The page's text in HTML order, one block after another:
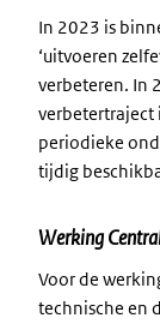
In 2023 is
‘uitvoeren
verbeteren. In
verbetertraject
periodieke
tijdig
Werking
Voor de
technische en